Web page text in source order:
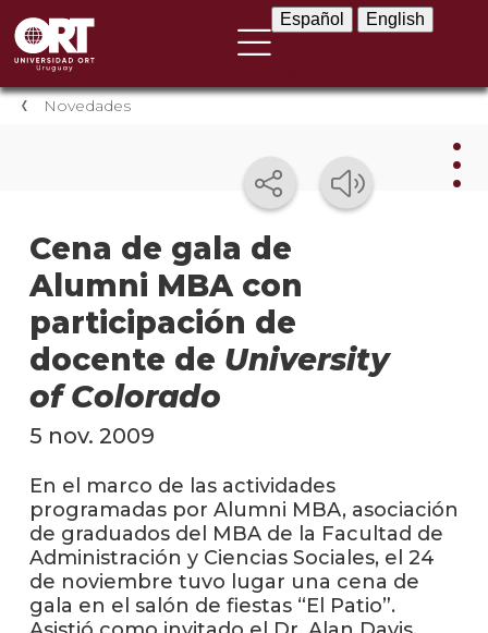
Español English
Novedades
Cena de gala de
Alumni MBA con
participación de
docente de University
of Colorado
La
5 nov. 2009
En el marco de las actividades
programadas por Alumni MBA, asociación
de graduados del MBA de la Facultad de
Administración y Ciencias Sociales, el 24
de noviembre tuvo lugar una cena de
gala en el salón de fiestas “El Patio”.